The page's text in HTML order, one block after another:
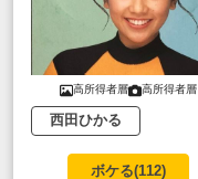
高所得者層 高所得者層
西田ひかる
ボケる(112)